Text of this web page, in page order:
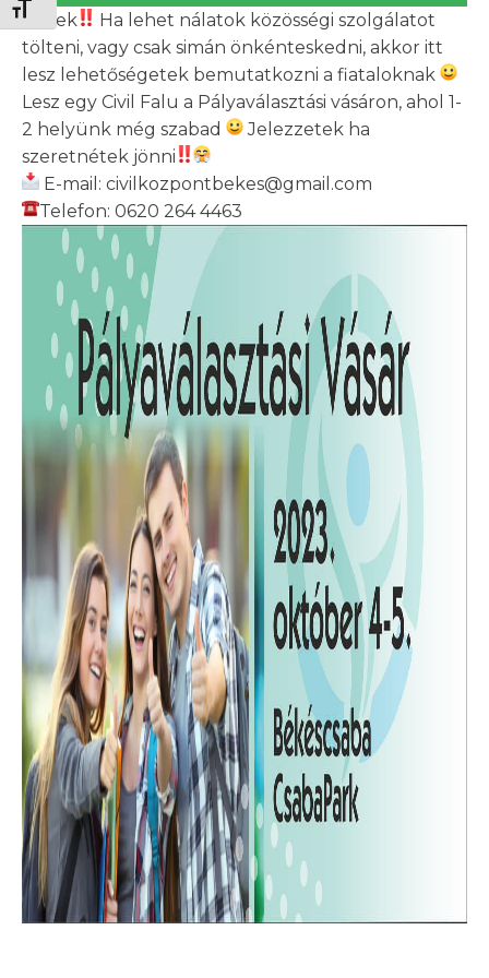
Betűméret váltása
Civilek
Ha lehet nálatok közösségi szolgálatot
tölteni, vagy csak simán önkénteskedni, akkor itt
lesz lehetőségetek bemutatkozni a fiataloknak
Lesz egy Civil Falu a Pályaválasztási vásáron, ahol 1-
2 helyünk még szabad
Jelezzetek ha
szeretnétek jönni
E-mail: civilkozpontbekes@gmail.com
Telefon: 0620 264 4463